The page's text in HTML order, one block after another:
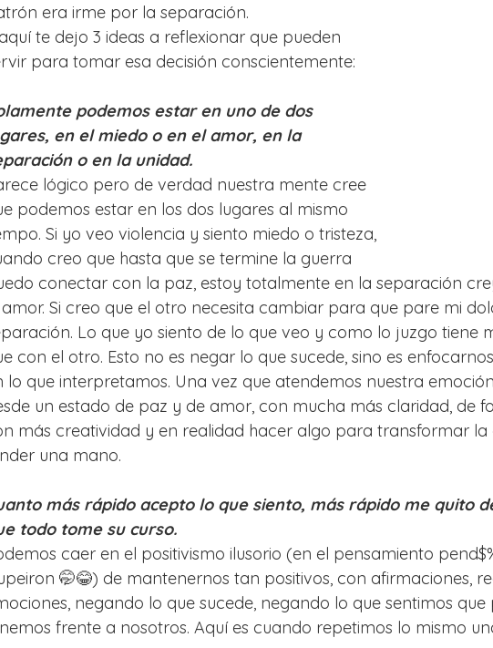
era irme por la separación.
te dejo 3 ideas a reflexionar que pueden
para tomar esa decisión conscientemente:
podemos estar en uno de dos
en el miedo o en el amor, en la
o en la unidad.
lógico pero de verdad nuestra mente cree
podemos estar en los dos lugares al mismo
Si yo veo violencia y siento miedo o tristeza,
creo que hasta que se termine la guerra
conectar con la paz, estoy totalmente en la separación
Si creo que el otro necesita cambiar para que pare mi
Lo que yo siento de lo que veo y como lo juzgo tiene
con el otro. Esto no es negar lo que sucede, sino es
lo que interpretamos. Una vez que atendemos nuestra
un estado de paz y de amor, con mucha más claridad, de
más creatividad y en realidad hacer algo para transformar
una mano.
más rápido acepto lo que siento, más rápido me quito
todo tome su curso.
caer en el positivismo ilusorio (en el pensamiento
🤭😂) de mantenernos tan positivos, con afirmaciones,
negando lo que sucede, negando lo que sentimos
frente a nosotros. Aquí es cuando repetimos lo mismo